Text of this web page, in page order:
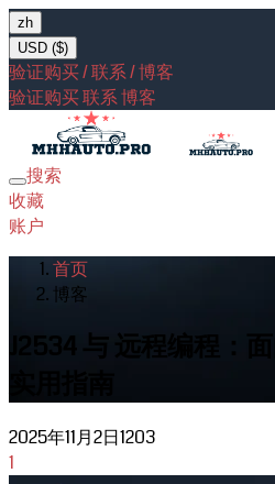
zh
USD ($)
验证购买 / 联系 / 博客
验证购买联系博客
Toggle
navigation
搜索
收藏
账户
首页
博客
J2534 与 远程编程：
2025年11月2日1203
1